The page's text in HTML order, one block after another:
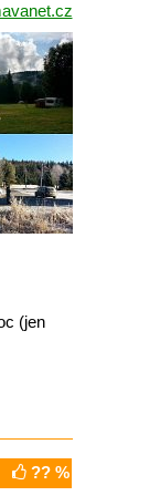
(jen
?? %